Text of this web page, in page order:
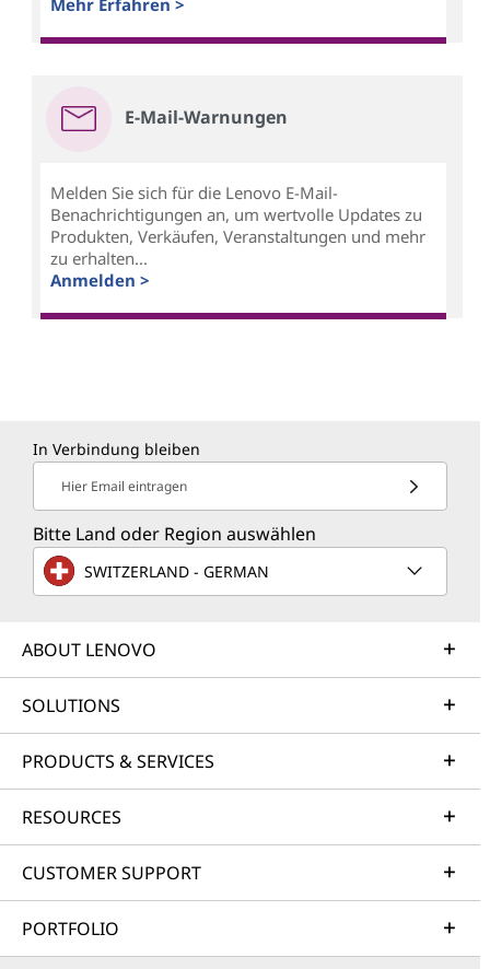
E-Mail-Warnungen
Melden Sie sich für die Lenovo E-Mail-
Benachrichtigungen an, um wertvolle Updates zu
Produkten, Verkäufen, Veranstaltungen und mehr
zu erhalten...
Anmelden >
In Verbindung bleiben
Hier Email eintragen
Bitte Land oder Region auswählen
SWITZERLAND - GERMAN
ABOUT LENOVO
SOLUTIONS
PRODUCTS & SERVICES
RESOURCES
CUSTOMER SUPPORT
PORTFOLIO